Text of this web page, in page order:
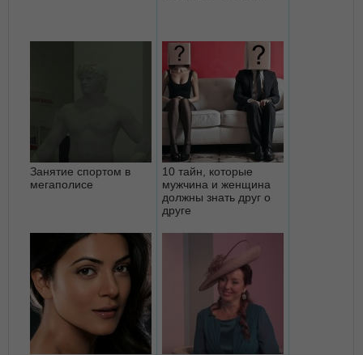
Занятие спортом в
мегаполисе
10 тайн, которые
мужчина и женщина
должны знать друг о
друге